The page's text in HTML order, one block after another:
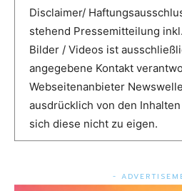
Disclaimer/
stehend Pressemitteilung
Bilder / Videos ist
angegebene Kontakt
Webseitenanbieter
ausdrücklich von den
sich diese nicht zu eigen.
-